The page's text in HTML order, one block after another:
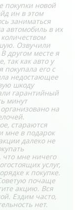
покупки новой
ин в этом
заниматься
автомобиль в их
Озвучили
другом месте я
так как авто у
его с
недостающее
шкоду
гарантийный
минут
на
стараются
мне в подарок
далеко не
что мне ничего
услуг,
к покупке.
почаще
акцию. Вся
Ездим часто,
нет.